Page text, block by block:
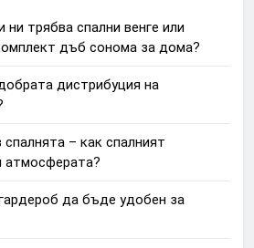
трябва спални венге или
дъб сонома за дома?
дистрибуция на
– как спалният
атмосферата?
да бъде удобен за